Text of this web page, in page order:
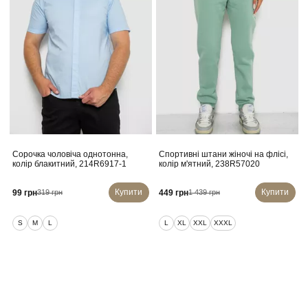
Сорочка чоловіча однотонна,
колір блакитний, 214R6917-1
99 грн319 грн Купити
S M L
Спортивні штани жіночі на флісі,
колір м'ятний, 238R57020
449 грн1 439 грн Купити
L XL XXL XXXL